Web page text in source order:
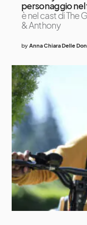
personaggio nel
è nel cast di The
& Anthony
by Anna Chiara Delle